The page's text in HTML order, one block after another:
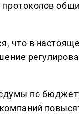
что в
по